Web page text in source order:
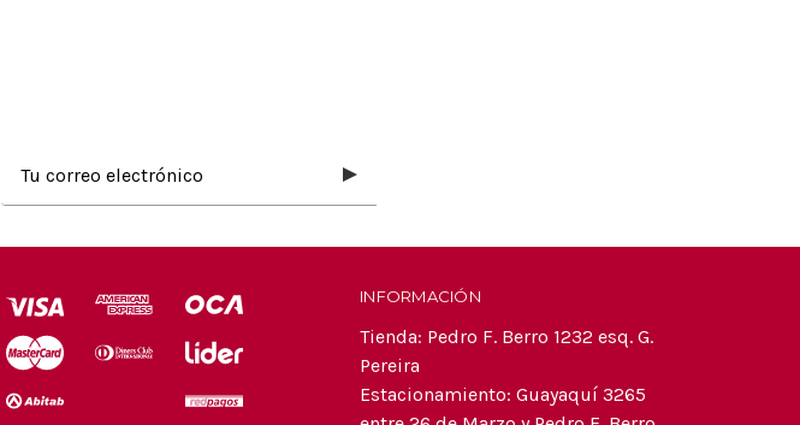
electrónico
INFORMACIÓN
Tienda: Pedro F. Berro 1232 esq. G.
Pereira
Estacionamiento: Guayaquí 3265